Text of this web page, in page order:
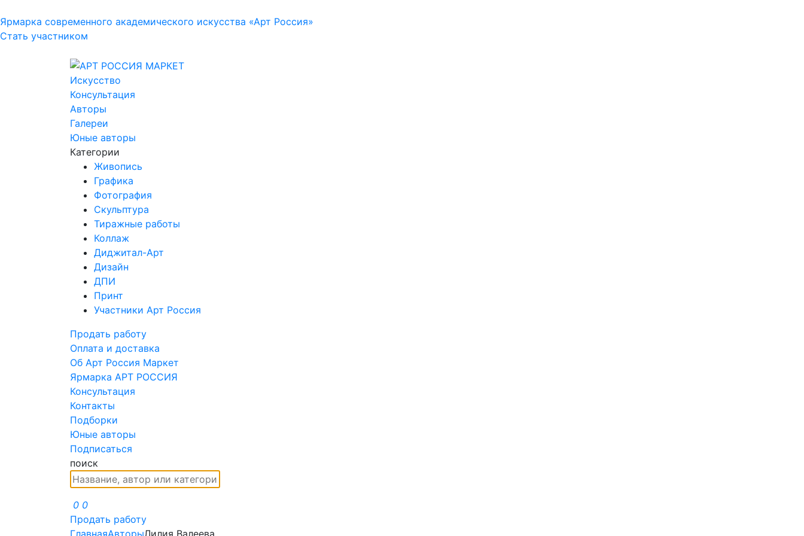
Ярмарка современного академического искусства «Арт Россия»
Стать участником
Искусство
Консультация
Авторы
Галереи
Юные авторы
Категории
Живопись
Графика
Фотография
Скульптура
Тиражные работы
Коллаж
Диджитал-Арт
Дизайн
ДПИ
Принт
Участники Арт Россия
Продать работу
Оплата и доставка
Об Арт Россия Маркет
Ярмарка АРТ РОССИЯ
Консультация
Контакты
Подборки
Юные авторы
Подписаться
поиск
0 0
Продать работу
ГлавнаяАвторыЛилия Валеева